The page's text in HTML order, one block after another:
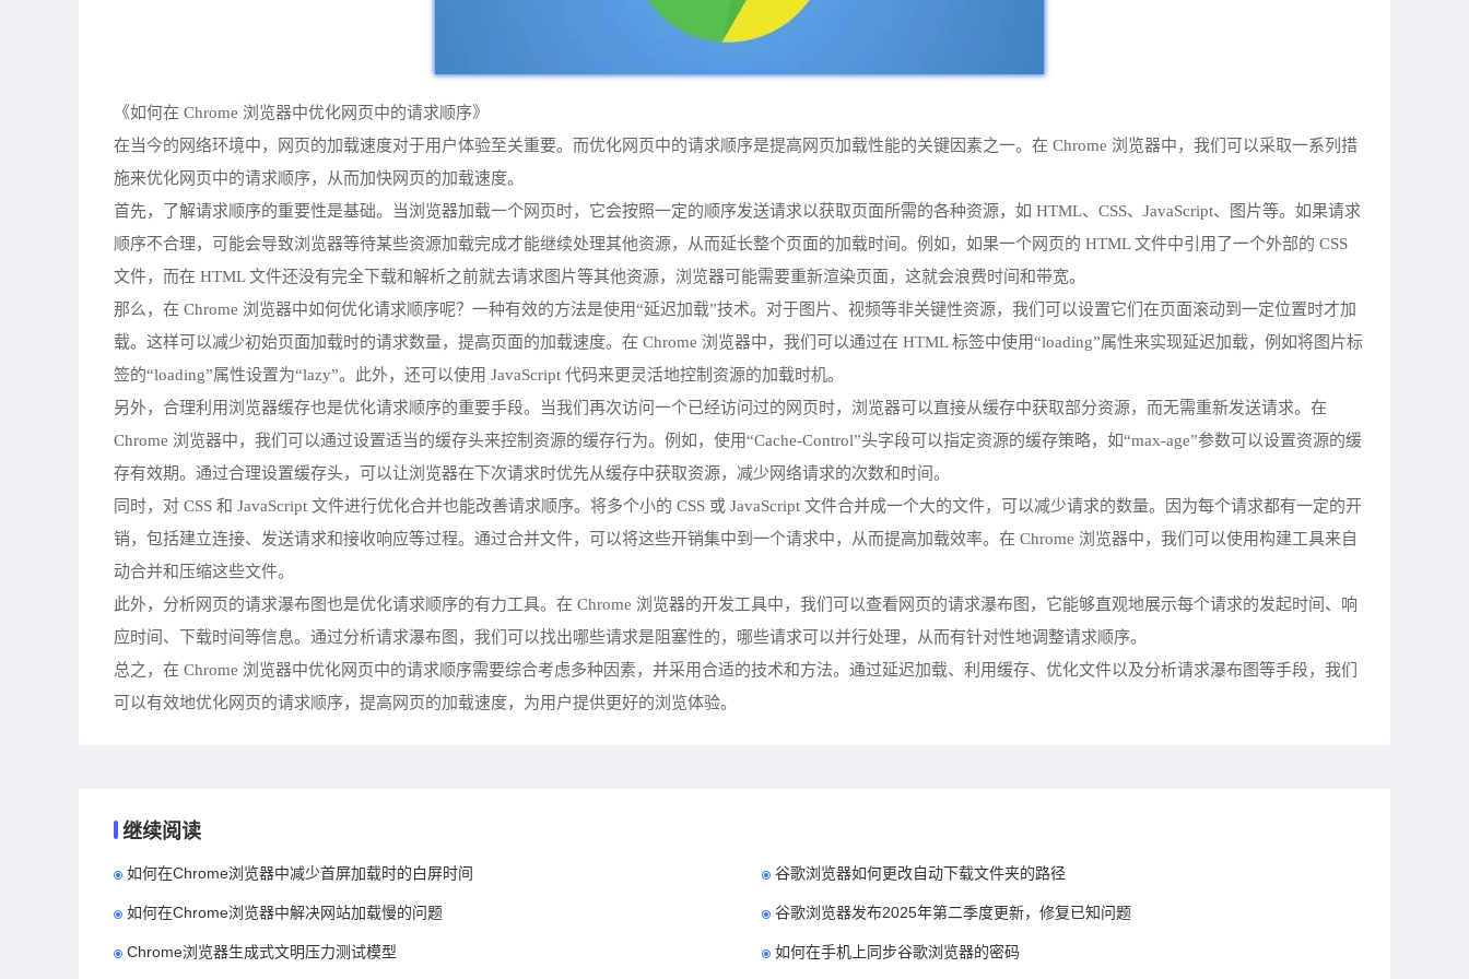
《如何在 Chrome 浏览器中优化网页中的请求顺序》
在当今的网络环境中，网页的加载速度对于用户体验至关重要。而优化网页中的请求顺序是提高网页加载性能的关键因素之一。在 Chrome 浏览器中，我们可以采取一系列措
施来优化网页中的请求顺序，从而加快网页的加载速度。
首先，了解请求顺序的重要性是基础。当浏览器加载一个网页时，它会按照一定的顺序发送请求以获取页面所需的各种资源，如 HTML、CSS、JavaScript、图片等。如果请求
顺序不合理，可能会导致浏览器等待某些资源加载完成才能继续处理其他资源，从而延长整个页面的加载时间。例如，如果一个网页的 HTML 文件中引用了一个外部的 CSS
文件，而在 HTML 文件还没有完全下载和解析之前就去请求图片等其他资源，浏览器可能需要重新渲染页面，这就会浪费时间和带宽。
那么，在 Chrome 浏览器中如何优化请求顺序呢？一种有效的方法是使用“延迟加载”技术。对于图片、视频等非关键性资源，我们可以设置它们在页面滚动到一定位置时才加
载。这样可以减少初始页面加载时的请求数量，提高页面的加载速度。在 Chrome 浏览器中，我们可以通过在 HTML 标签中使用“loading”属性来实现延迟加载，例如将图片标
签的“loading”属性设置为“lazy”。此外，还可以使用 JavaScript 代码来更灵活地控制资源的加载时机。
另外，合理利用浏览器缓存也是优化请求顺序的重要手段。当我们再次访问一个已经访问过的网页时，浏览器可以直接从缓存中获取部分资源，而无需重新发送请求。在
Chrome 浏览器中，我们可以通过设置适当的缓存头来控制资源的缓存行为。例如，使用“Cache-Control”头字段可以指定资源的缓存策略，如“max-age”参数可以设置资源的缓
存有效期。通过合理设置缓存头，可以让浏览器在下次请求时优先从缓存中获取资源，减少网络请求的次数和时间。
同时，对 CSS 和 JavaScript 文件进行优化合并也能改善请求顺序。将多个小的 CSS 或 JavaScript 文件合并成一个大的文件，可以减少请求的数量。因为每个请求都有一定的开
销，包括建立连接、发送请求和接收响应等过程。通过合并文件，可以将这些开销集中到一个请求中，从而提高加载效率。在 Chrome 浏览器中，我们可以使用构建工具来自
动合并和压缩这些文件。
此外，分析网页的请求瀑布图也是优化请求顺序的有力工具。在 Chrome 浏览器的开发工具中，我们可以查看网页的请求瀑布图，它能够直观地展示每个请求的发起时间、响
应时间、下载时间等信息。通过分析请求瀑布图，我们可以找出哪些请求是阻塞性的，哪些请求可以并行处理，从而有针对性地调整请求顺序。
总之，在 Chrome 浏览器中优化网页中的请求顺序需要综合考虑多种因素，并采用合适的技术和方法。通过延迟加载、利用缓存、优化文件以及分析请求瀑布图等手段，我们
可以有效地优化网页的请求顺序，提高网页的加载速度，为用户提供更好的浏览体验。
继续阅读
如何在Chrome浏览器中减少首屏加载时的白屏时间 谷歌浏览器如何更改自动下载文件夹的路径
如何在Chrome浏览器中解决网站加载慢的问题 谷歌浏览器发布2025年第二季度更新，修复已知问题
Chrome浏览器生成式文明压力测试模型 如何在手机上同步谷歌浏览器的密码